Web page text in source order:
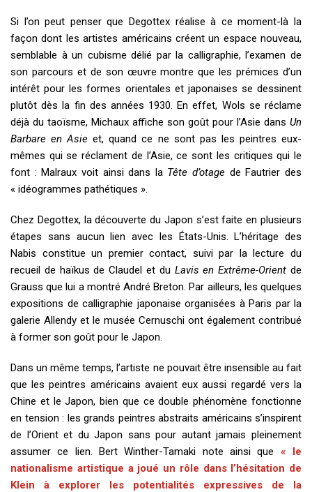
Si l’on peut penser que Degottex réalise à ce moment-là la
façon dont les artistes américains créent un espace nouveau,
semblable à un cubisme délié par la calligraphie, l’examen de
son parcours et de son œuvre montre que les prémices d’un
intérêt pour les formes orientales et japonaises se dessinent
plutôt dès la fin des années 1930. En effet, Wols se réclame
déjà du taoïsme, Michaux affiche son goût pour l’Asie dans Un
Barbare en Asie et, quand ce ne sont pas les peintres eux-
mêmes qui se réclament de l’Asie, ce sont les critiques qui le
font : Malraux voit ainsi dans la Tête d’otage de Fautrier des
« idéogrammes pathétiques ».
Chez Degottex, la découverte du Japon s’est faite en plusieurs
étapes sans aucun lien avec les États-Unis. L’héritage des
Nabis constitue un premier contact, suivi par la lecture du
recueil de haïkus de Claudel et du Lavis en Extrême-Orient de
Grauss que lui a montré André Breton. Par ailleurs, les quelques
expositions de calligraphie japonaise organisées à Paris par la
galerie Allendy et le musée Cernuschi ont également contribué
à former son goût pour le Japon.
Dans un même temps, l’artiste ne pouvait être insensible au fait
que les peintres américains avaient eux aussi regardé vers la
Chine et le Japon, bien que ce double phénomène fonctionne
en tension : les grands peintres abstraits américains s’inspirent
de l’Orient et du Japon sans pour autant jamais pleinement
assumer ce lien. Bert Winther-Tamaki note ainsi que « le
nationalisme artistique a joué un rôle dans l’hésitation de
Klein à explorer les potentialités expressives de la